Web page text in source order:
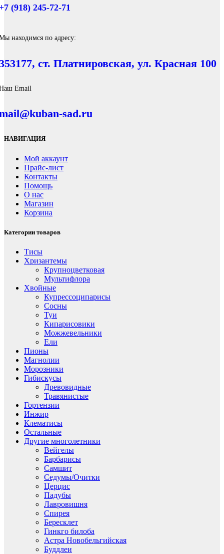
(918) 245-72-71
находимся по адресу:
ст. Платнировская, ул. Красная 100
Email
sad.ru
НАВИГАЦИЯ
Мой аккаунт
Прайс-лист
Контакты
Помощь
О нас
Магазин
Корзина
Категории товаров
Тисы
Хризантемы
Крупноцветковая
Мультифлора
Хвойные
Купрессоципарисы
Сосны
Туи
Кипарисовики
Можжевельники
Ели
Пионы
Магнолии
Морозники
Гибискусы
Древовидные
Травянистые
Гортензии
Инжир
Клематисы
Остальные
Другие многолетники
Вейгелы
Барбарисы
Самшит
Седумы/Очитки
Церцис
Падубы
Лавровишня
Спирея
Бересклет
Гинкго билоба
Астра Новобельгийская
Буддлеи